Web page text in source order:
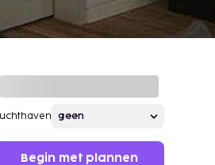
Begin met plannen